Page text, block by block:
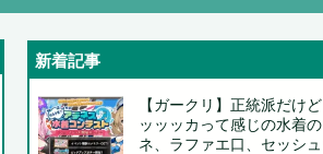
新着記事
【ガークリ】正統派だけ
ッッッカって感じの水着
ネ、ラファエ口、セッシ